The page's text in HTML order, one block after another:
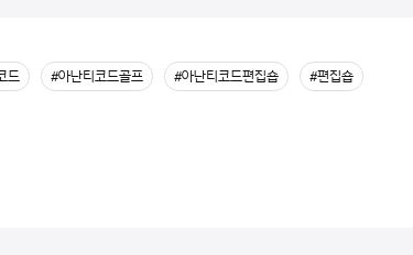
드 #아난티코드골프 #아난티코드편집숍 #편집숍